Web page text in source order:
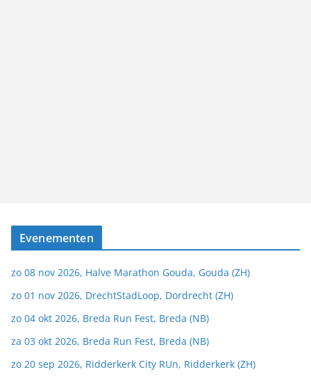
Evenementen
zo 08 nov 2026, Halve Marathon Gouda, Gouda (ZH)
zo 01 nov 2026, DrechtStadLoop, Dordrecht (ZH)
zo 04 okt 2026, Breda Run Fest, Breda (NB)
za 03 okt 2026, Breda Run Fest, Breda (NB)
zo 20 sep 2026, Ridderkerk City RUn, Ridderkerk (ZH)